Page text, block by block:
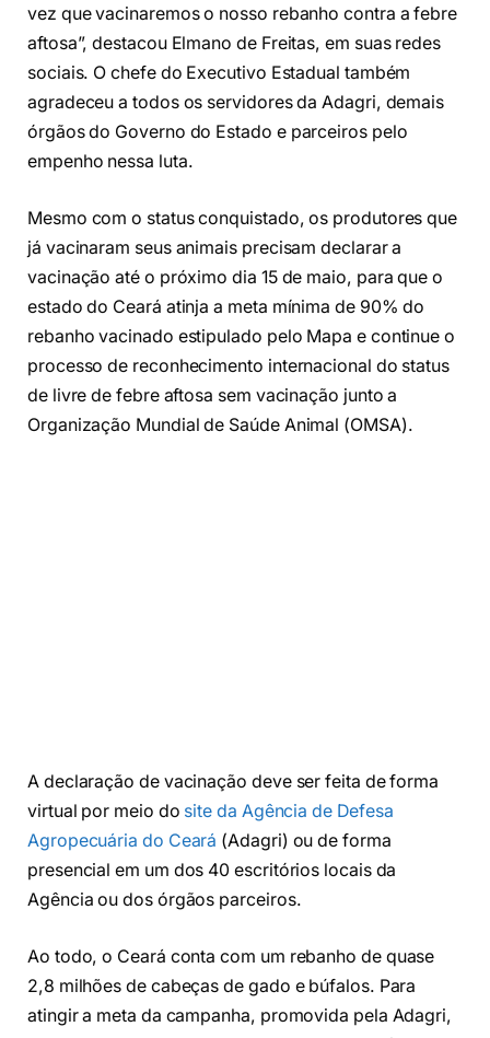
vez que vacinaremos o nosso rebanho contra a febre
aftosa”, destacou Elmano de Freitas, em suas redes
sociais. O chefe do Executivo Estadual também
agradeceu a todos os servidores da Adagri, demais
órgãos do Governo do Estado e parceiros pelo
empenho nessa luta.
Mesmo com o status conquistado, os produtores que
já vacinaram seus animais precisam declarar a
vacinação até o próximo dia 15 de maio, para que o
estado do Ceará atinja a meta mínima de 90% do
rebanho vacinado estipulado pelo Mapa e continue o
processo de reconhecimento internacional do status
de livre de febre aftosa sem vacinação junto a
Organização Mundial de Saúde Animal (OMSA).
A declaração de vacinação deve ser feita de forma
virtual por meio do site da Agência de Defesa
Agropecuária do Ceará (Adagri) ou de forma
presencial em um dos 40 escritórios locais da
Agência ou dos órgãos parceiros.
Ao todo, o Ceará conta com um rebanho de quase
2,8 milhões de cabeças de gado e búfalos. Para
atingir a meta da campanha, promovida pela Adagri,